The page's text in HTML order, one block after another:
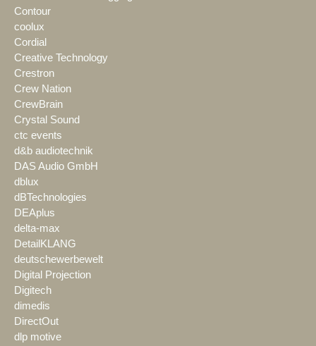
Contour
coolux
Cordial
Creative Technology
Crestron
Crew Nation
CrewBrain
Crystal Sound
ctc events
d&b audiotechnik
DAS Audio GmbH
dblux
dBTechnologies
DEAplus
delta-max
DetailKLANG
deutschewerbewelt
Digital Projection
Digitech
dimedis
DirectOut
dlp motive